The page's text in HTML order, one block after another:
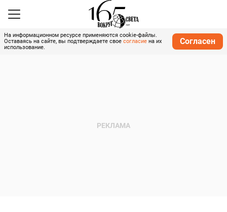
На информационном ресурсе применяются cookie-файлы.
Оставаясь на сайте, вы подтверждаете свое согласие на их
использование.
Согласен